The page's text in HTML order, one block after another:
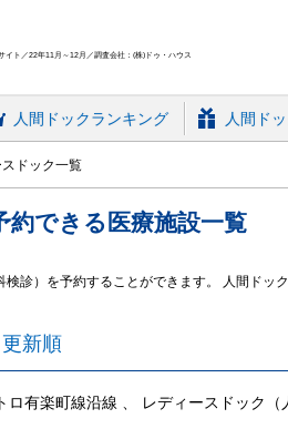
ト／22年11月～12月／調査会社：(株)ドゥ・ハウス
人間ドックランキング 人間ド
ドック一覧
約できる 医療施設一覧
診）を予約することができます。 人間ド
更新順
ロ有楽町線沿線 、 レディースドック（